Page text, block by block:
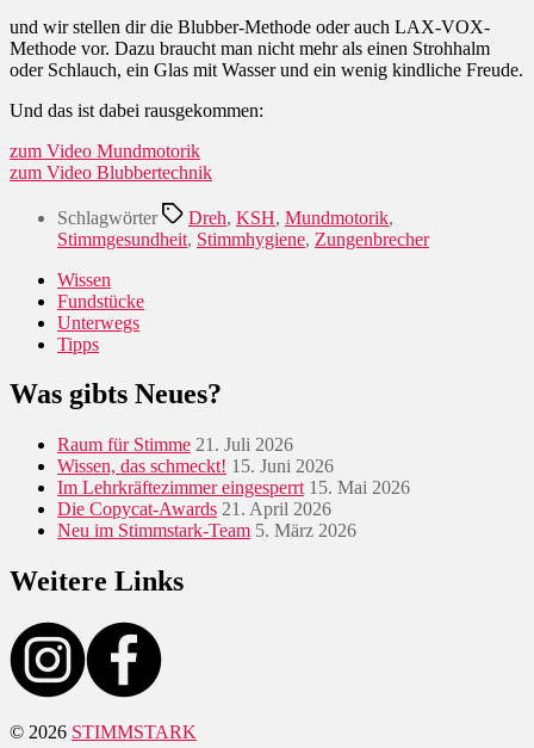
und wir stellen dir die Blubber-Methode oder auch LAX-VOX-
Methode vor. Dazu braucht man nicht mehr als einen Strohhalm
oder Schlauch, ein Glas mit Wasser und ein wenig kindliche Freude.
Und das ist dabei rausgekommen:
zum Video Mundmotorik
zum Video Blubbertechnik
Schlagwörter Dreh, KSH, Mundmotorik,
Stimmgesundheit, Stimmhygiene, Zungenbrecher
Wissen
Fundstücke
Unterwegs
Tipps
Was gibts Neues?
Raum für Stimme 21. Juli 2026
Wissen, das schmeckt! 15. Juni 2026
Im Lehrkräftezimmer eingesperrt 15. Mai 2026
Die Copycat-Awards 21. April 2026
Neu im Stimmstark-Team 5. März 2026
Weitere Links
© 2026 STIMMSTARK